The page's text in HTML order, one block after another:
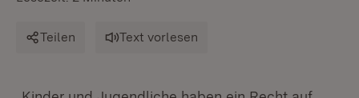
Teilen Text vorlesen